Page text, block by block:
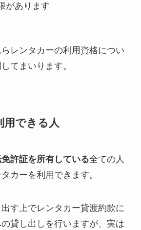
があります
レンタカーの利用資格につい
てまいります。
用できる人
許証を所有している全ての人
カーを利用できます。
す上でレンタカー貸渡約款に
貸し出しを行いますが、実は